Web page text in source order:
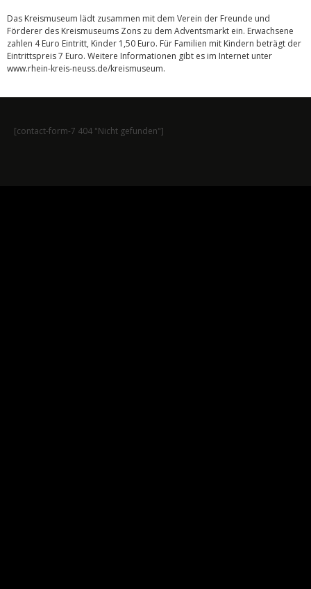
Das Kreismuseum lädt zusammen mit dem Verein der Freunde und
Förderer des Kreismuseums Zons zu dem Adventsmarkt ein. Erwachsene
zahlen 4 Euro Eintritt, Kinder 1,50 Euro. Für Familien mit Kindern beträgt der
Eintrittspreis 7 Euro. Weitere Informationen gibt es im Internet unter
www.rhein-kreis-neuss.de/kreismuseum.
[contact-form-7 404 "Nicht gefunden"]